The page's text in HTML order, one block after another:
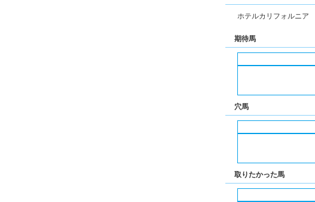
ホテルカリフォルニア
期待馬
穴馬
取りたかった馬